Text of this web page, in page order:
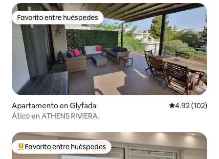
Favorito entre huéspedes
Favorito entre huéspedes
Apartamento en Glyfada Calificación
4.92 (102)
Ático en ATHENS RIVIERA.
Favorito entre huéspedes preferido
Favorito entre huéspedes